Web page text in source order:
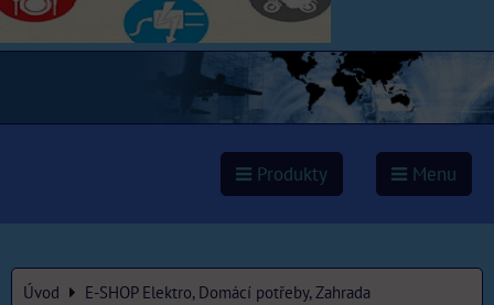
Produkty Menu
Úvod
E-SHOP Elektro, Domácí potřeby, Zahrada